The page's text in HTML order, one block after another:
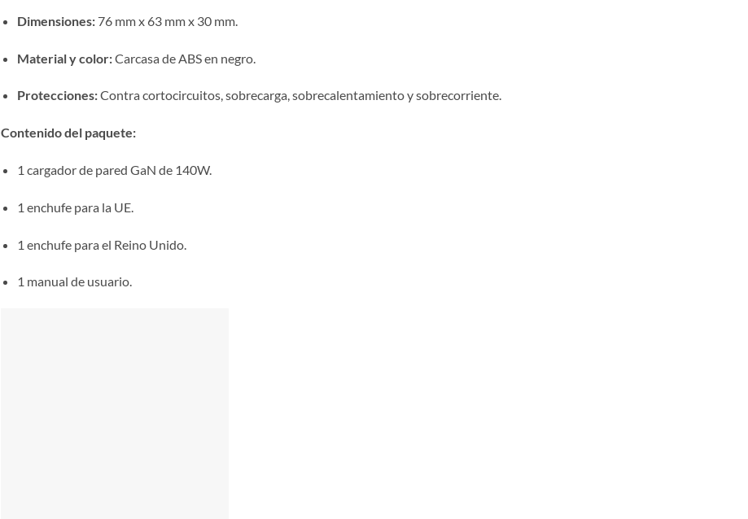
Dimensiones: 76 mm x 63 mm x 30 mm.
Material y color:Carcasa de ABS en negro.
Protecciones:Contra cortocircuitos, sobrecarga, sobrecalentamiento y sobrecorriente.
Contenido del paquete:
1 cargador de pared GaN de 140W.
1 enchufe para la UE.
1 enchufe para el Reino Unido.
1 manual de usuario.